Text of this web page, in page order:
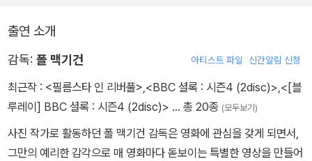
지만 경찰은 콧방귀만 뀌고, 그 사이 암호와 관련된 것으로 보이는 살
인사건이 연이어 발생하는데...
- 제3부 : 잔혹한 게임(The Great Game)
따분해 어쩔 줄 모르는 셜록의 정신을 번쩍 깨워줄 잔혹한 게임이 시
작됐다! 한 미치광이가 인질의 목숨을 담보로 셜록에게 수수께끼를
낸다. 20년이나 지난 익사 사건, 피에 젖은 채 버려진 자동차, 분실됐
출연 소개
감독: 폴 맥기건 아티스트 파일 신간알림 신청
최근작 : <필름스타 인 리버풀>,<BBC 셜록 : 시즌4 (2disc)>,<[블
루레이] BBC 셜록 : 시즌4 (2disc)> … 총 20종 (모두보기)
사진 작가로 활동하던 폴 맥기건 감독은 영화에 관심을 갖게 되면서,
그만의 예리한 감각으로 매 영화마다 돋보이는 특별한 영상을 만들어